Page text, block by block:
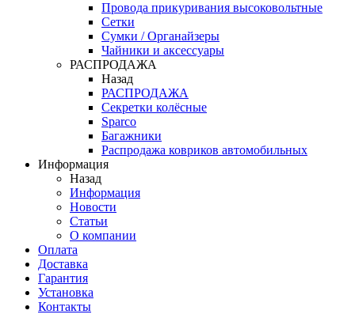
Провода прикуривания высоковольтные
Сетки
Сумки / Органайзеры
Чайники и аксессуары
РАСПРОДАЖА
Назад
РАСПРОДАЖА
Секретки колёсные
Sparco
Багажники
Распродажа ковриков автомобильных
Информация
Назад
Информация
Новости
Статьи
О компании
Оплата
Доставка
Гарантия
Установка
Контакты